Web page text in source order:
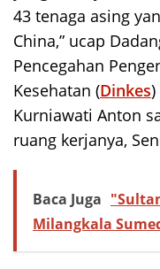
43 tenaga asing
China,” ucap
Pencegahan
Kesehatan (Dinkes
Kurniawati Anton
ruang kerjanya,
Baca Juga
Milangkala